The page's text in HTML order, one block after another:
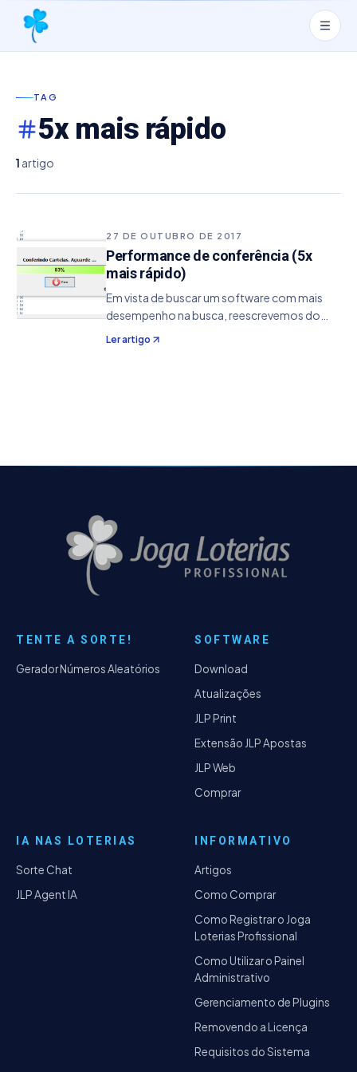
TAG
5x mais rápido
1 artigo
27 DE OUTUBRO DE 2017
Performance de conferência (5x
mais rápido)
Em vista de buscar um software com mais
desempenho na busca, reescrevemos do
zero o algoritmo de conferência e simulação
à partir da versão 2.6.1.350. Nessa mudança,
Ler artigo
TENTE A SORTE!
Gerador Números Aleatórios
SOFTWARE
Download
Atualizações
JLP Print
Extensão JLP Apostas
JLP Web
Comprar
IA NAS LOTERIAS
Sorte Chat
JLP Agent IA
INFORMATIVO
Artigos
Como Comprar
Como Registrar o Joga
Loterias Profissional
Como Utilizar o Painel
Administrativo
Gerenciamento de Plugins
Removendo a Licença
Requisitos do Sistema